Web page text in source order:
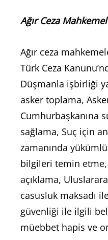
Ağır Ceza
Ağır ceza
Türk Ceza
Düşmanla işbirliği
asker toplama,
Cumhurbaşkanına
sağlama, Suç için
zamanında
bilgileri temin etme,
açıklama,
casusluk maksadı
güvenliği ile ilgili
müebbet hapis ve